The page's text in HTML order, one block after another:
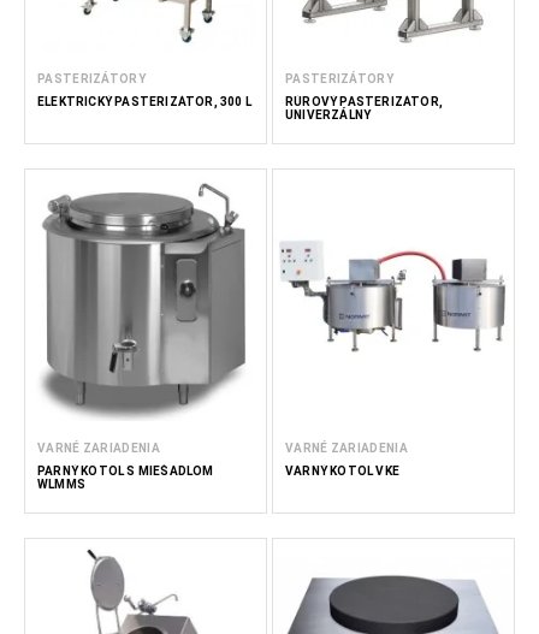
PASTERIZÁTORY
ELEKTRICKÝ PASTERIZÁTOR, 300 L
PASTERIZÁTORY
RÚROVÝ PASTERIZÁTOR,
UNIVERZÁLNY
VARNÉ ZARIADENIA
PARNÝ KOTOL S MIEŠADLOM
WLMMS
VARNÉ ZARIADENIA
VARNÝ KOTOL VKE